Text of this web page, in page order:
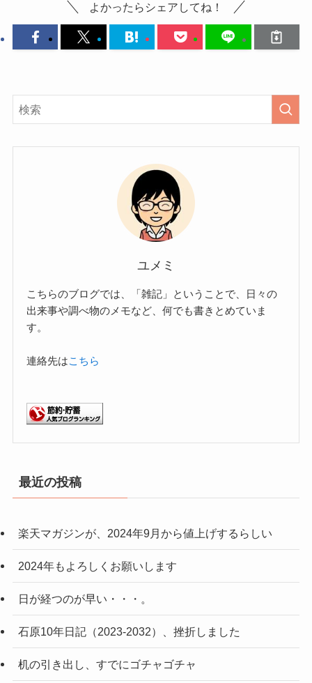
よかったらシェアしてね！
ユメミ
こちらのブログでは、「雑記」ということで、日々の
出来事や調べ物のメモなど、何でも書きとめていま
す。
連絡先はこちら
最近の投稿
楽天マガジンが、2024年9月から値上げするらしい
2024年もよろしくお願いします
日が経つのが早い・・・。
石原10年日記（2023-2032）、挫折しました
机の引き出し、すでにゴチャゴチャ